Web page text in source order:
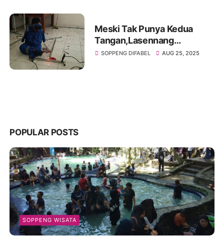
Meski Tak Punya Kedua
Tangan,Lasennang
Penyandang Disabilitas
SOPPENG DIFABEL AUG 25, 2025
POPULAR POSTS
SOPPENG WISATA